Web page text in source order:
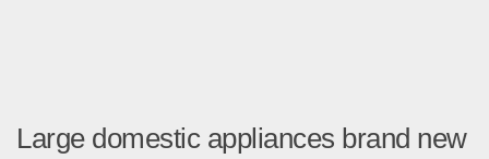
Large domestic appliances brand new